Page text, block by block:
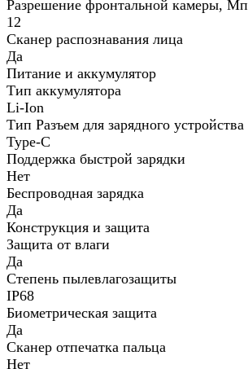
Разрешение фронтальной камеры, Мп
12
Сканер распознавания лица
Да
Питание и аккумулятор
Тип аккумулятора
Li-Ion
Тип Разъем для зарядного устройства
Type-C
Поддержка быстрой зарядки
Нет
Беспроводная зарядка
Да
Конструкция и защита
Защита от влаги
Да
Степень пылевлагозащиты
IP68
Биометрическая защита
Да
Сканер отпечатка пальца
Нет